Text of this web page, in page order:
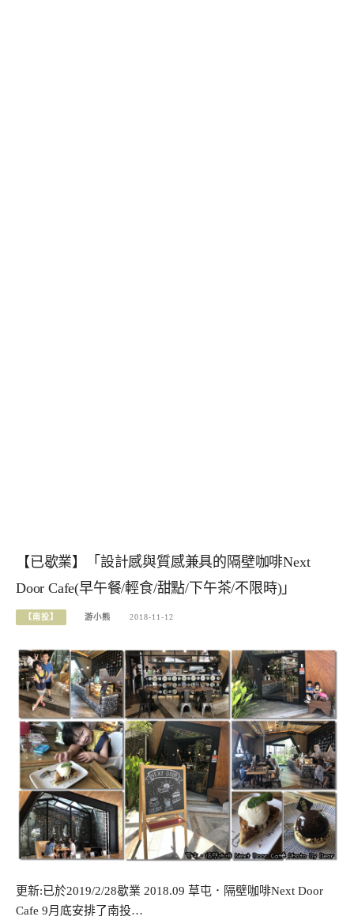
【已歇業】「設計感與質感兼具的隔壁咖啡Next
Door Cafe(早午餐/輕食/甜點/下午茶/不限時)」
【南投】 游小熊 2018-11-12
更新:已於2019/2/28歇業 2018.09 草屯．隔壁咖啡Next Door
Cafe 9月底安排了南投…